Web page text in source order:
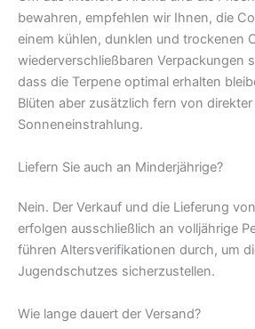
bewahren, empfehlen wir Ihnen, die
einem kühlen, dunklen und trockenen
wiederverschließbaren Verpackungen
dass die Terpene optimal erhalten
Blüten aber zusätzlich fern von direkter
Sonneneinstrahlung.
Liefern Sie auch an Minderjährige?
Nein. Der Verkauf und die Lieferung
erfolgen ausschließlich an volljährige
führen Altersverifikationen durch, um
Jugendschutzes sicherzustellen.
Wie lange dauert der Versand?